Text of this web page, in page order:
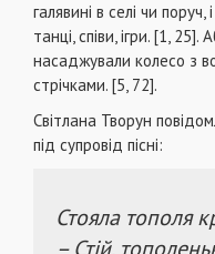
галявині в селі чи
танці, співи, ігри. [1,
насаджували колесо з
стрічками. [5, 72].
Світлана Творун
під супровід пісні:
Стояла тополя